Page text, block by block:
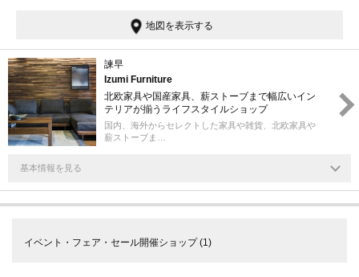
地図を表示する
諫早
Izumi Furniture
北欧家具や国産家具、薪ストーブまで幅広いイン
テリアが揃うライフスタイルショップ
国内、海外からセレクトした家具や雑貨、北欧家具や
薪ストーブま…
基本情報を見る
イベント・フェア・セール開催ショップ(1)